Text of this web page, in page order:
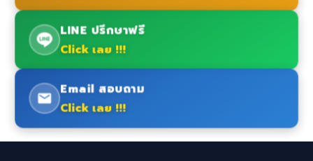
LINE ปรึกษาฟรี
Click เลย !!!
Email สอบถาม
Click เลย !!!